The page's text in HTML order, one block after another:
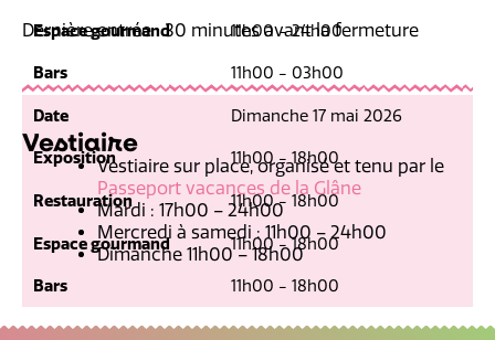
Espace gourmand 11h00 - 24h00
Bars 11h00 - 03h00
Date Dimanche 17 mai 2026
Exposition 11h00 - 18h00
Restauration 11h00 - 18h00
Espace gourmand 11h00 - 18h00
Bars 11h00 - 18h00
Dernière entrée : 30 minutes avant la fermeture
Vestiaire
Vestiaire sur place, organisé et tenu par le
Passeport vacances de la Glâne
Mardi : 17h00 – 24h00
Mercredi à samedi : 11h00 – 24h00
Dimanche 11h00 – 18h00